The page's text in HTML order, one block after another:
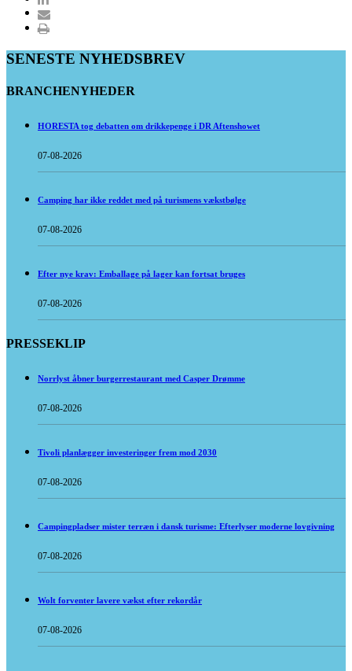
SENESTE NYHEDSBREV
BRANCHENYHEDER
HORESTA tog debatten om drikkepenge i DR Aftenshowet
07-08-2026
Camping har ikke reddet med på turismens vækstbølge
07-08-2026
Efter nye krav: Emballage på lager kan fortsat bruges
07-08-2026
PRESSEKLIP
Norrlyst åbner burgerrestaurant med Casper Drømme
07-08-2026
Tivoli planlægger investeringer frem mod 2030
07-08-2026
Campingpladser mister terræn i dansk turisme: Efterlyser moderne lovgivning
07-08-2026
Wolt forventer lavere vækst efter rekordår
07-08-2026